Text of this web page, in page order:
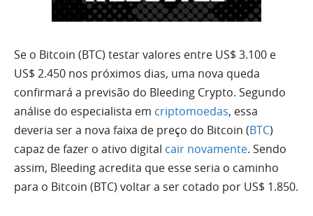
Se o Bitcoin (BTC) testar valores entre US$ 3.100 e
US$ 2.450 nos próximos dias, uma nova queda
confirmará a previsão do Bleeding Crypto. Segundo
análise do especialista em criptomoedas, essa
deveria ser a nova faixa de preço do Bitcoin (BTC)
capaz de fazer o ativo digital cair novamente. Sendo
assim, Bleeding acredita que esse seria o caminho
para o Bitcoin (BTC) voltar a ser cotado por US$ 1.850.